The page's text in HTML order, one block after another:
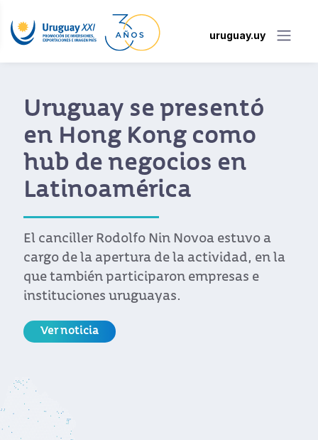
uruguay.uy
Uruguay se presentó
en Hong Kong como
hub de negocios en
Latinoamérica
El canciller Rodolfo Nin Novoa estuvo a
cargo de la apertura de la actividad, en la
que también participaron empresas e
instituciones uruguayas.
Ver noticia